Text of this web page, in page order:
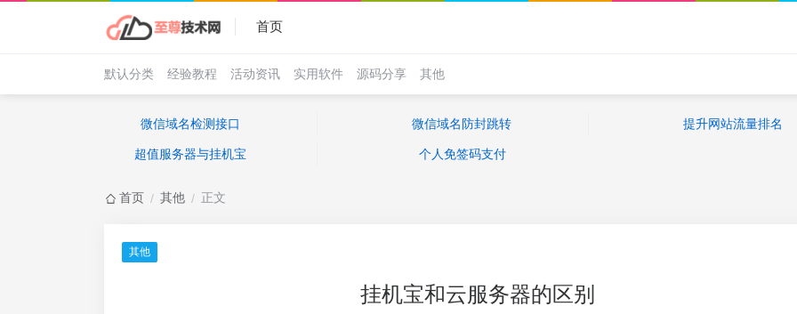
首页
默认分类 经验教程 活动资讯 实用软件 源码分享 其他
微信域名检测接口 微信域名防封跳转 提升网站流量排名
超值服务器与挂机宝 个人免签码支付
首页 / 其他 / 正文
其他
挂机宝和云服务器的区别